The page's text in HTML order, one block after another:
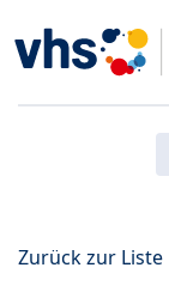
Zurück zur Liste